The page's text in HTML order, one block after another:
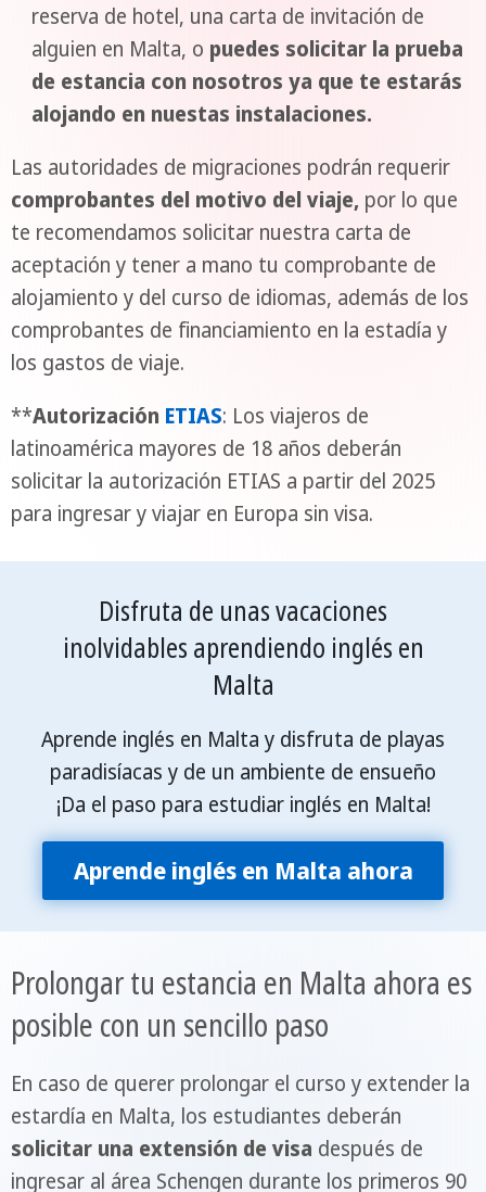
reserva de hotel, una carta de invitación de
alguien en Malta, o puedes solicitar la prueba
de estancia con nosotros ya que te estarás
alojando en nuestas instalaciones.
Las autoridades de migraciones podrán requerir
comprobantes del motivo del viaje, por lo que
te recomendamos solicitar nuestra carta de
aceptación y tener a mano tu comprobante de
alojamiento y del curso de idiomas, además de los
comprobantes de financiamiento en la estadía y
los gastos de viaje.
**Autorización ETIAS: Los viajeros de
latinoamérica mayores de 18 años deberán
solicitar la autorización ETIAS a partir del 2025
para ingresar y viajar en Europa sin visa.
Disfruta de unas vacaciones
inolvidables aprendiendo inglés en
Malta
Aprende inglés en Malta y disfruta de playas
paradisíacas y de un ambiente de ensueño
¡Da el paso para estudiar inglés en Malta!
Aprende inglés en Malta ahora
Prolongar tu estancia en Malta ahora es
posible con un sencillo paso
En caso de querer prolongar el curso y extender la
estardía en Malta, los estudiantes deberán
solicitar una extensión de visa después de
ingresar al área Schengen durante los primeros 90